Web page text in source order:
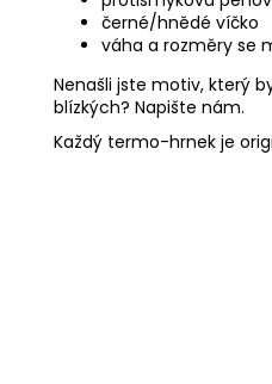
černé/hnědé víčko
váha a rozměry se
Nenašli jste motiv, který
blízkých? Napište nám.
Každý termo-hrnek je